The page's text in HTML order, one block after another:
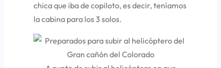
chica que iba de copiloto, es decir, teníamos
la cabina para los 3 solos.